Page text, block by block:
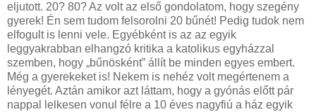
eljutott. 20? 80? Az volt az első gondolatom, hogy szegény
gyerek! Én sem tudom felsorolni 20 bűnét! Pedig tudok nem
elfogult is lenni vele. Egyébként is az az egyik
leggyakrabban elhangzó kritika a katolikus egyházzal
szemben, hogy „bűnösként” állít be minden egyes embert.
Még a gyerekeket is! Nekem is nehéz volt megértenem a
lényegét. Aztán amikor azt láttam, hogy a gyónás előtt pár
nappal lelkesen vonul félre a 10 éves nagyfiú a ház egyik